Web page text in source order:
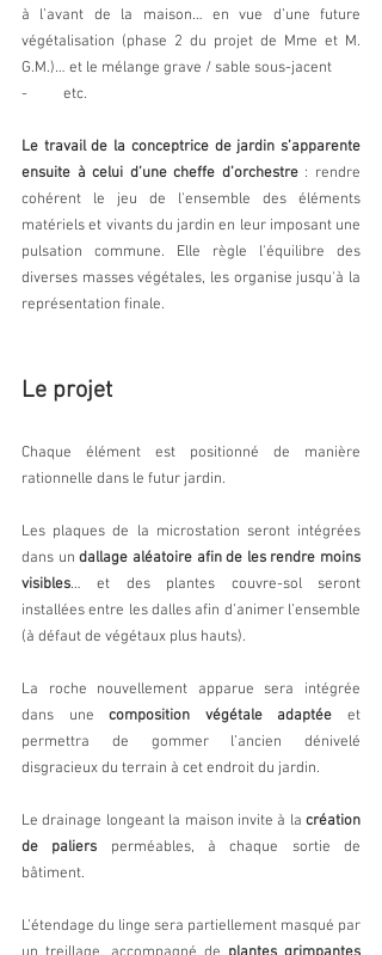
à l’avant de la maison… en vue d’une future
végétalisation (phase 2 du projet de Mme et M.
G.M.)… et le mélange grave / sable sous-jacent
-          etc.
Le travail de la conceptrice de jardin s’apparente
ensuite à celui d’une cheffe d’orchestre : rendre
cohérent le jeu de l'ensemble des éléments
matériels et vivants du jardin en leur imposant une
pulsation commune. Elle règle l'équilibre des
diverses masses végétales, les organise jusqu'à la
représentation finale.
Le projet
Chaque élément est positionné de manière
rationnelle dans le futur jardin.
Les plaques de la microstation seront intégrées
dans un dallage aléatoire afin de les rendre moins
visibles… et des plantes couvre-sol seront
installées entre les dalles afin d’animer l’ensemble
(à défaut de végétaux plus hauts).
La roche nouvellement apparue sera intégrée
dans une composition végétale adaptée et
permettra de gommer l’ancien dénivelé
disgracieux du terrain à cet endroit du jardin.
Le drainage longeant la maison invite à la création
de paliers perméables, à chaque sortie de
bâtiment.
L’étendage du linge sera partiellement masqué par